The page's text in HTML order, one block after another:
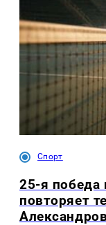
Спорт
25-я победа
повторяет